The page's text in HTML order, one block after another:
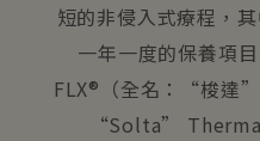
短的非侵入式療程，
一年一度的保養項
FLX®（全名：“梭達”
“Solta”